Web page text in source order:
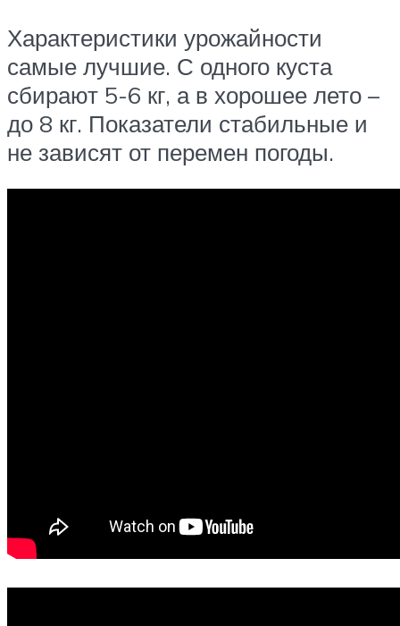
Характеристики урожайности
самые лучшие. С одного куста
сбирают 5-6 кг, а в хорошее лето –
до 8 кг. Показатели стабильные и
не зависят от перемен погоды.